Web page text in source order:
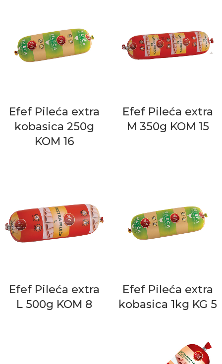
Efef Pileća extra
kobasica 250g
KOM 16
Efef Pileća extra
M 350g KOM 15
Efef Pileća extra
L 500g KOM 8
Efef Pileća extra
kobasica 1kg KG 5